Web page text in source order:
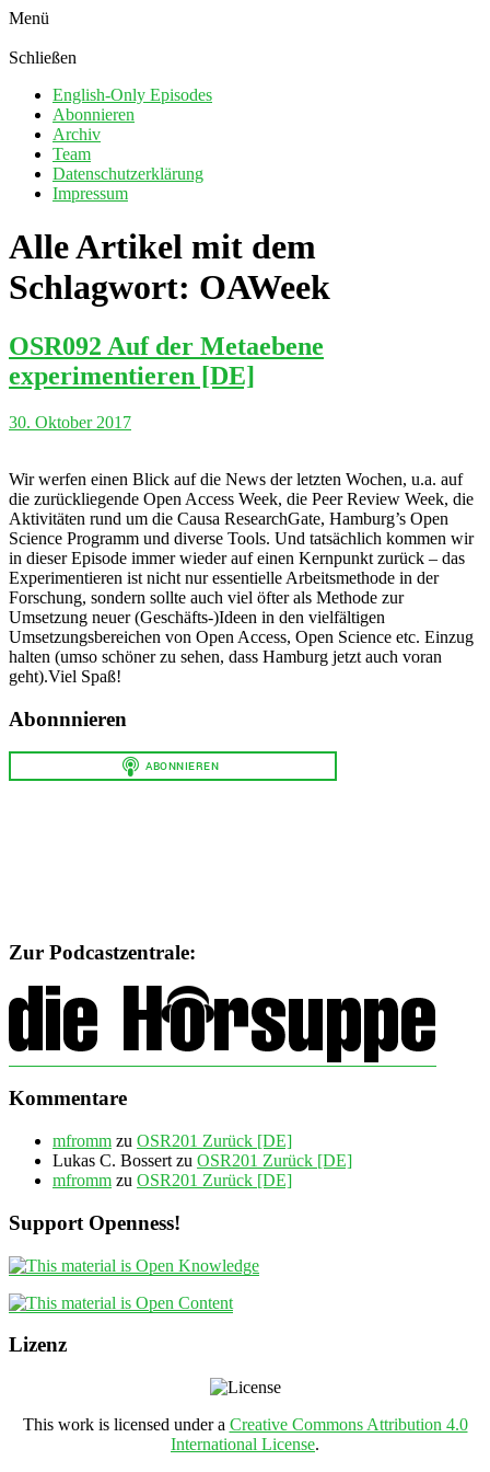
Menü
Schließen
English-Only Episodes
Abonnieren
Archiv
Team
Datenschutzerklärung
Impressum
Alle Artikel mit dem
Schlagwort: OAWeek
OSR092 Auf der Metaebene
experimentieren [DE]
30. Oktober 2017
Wir werfen einen Blick auf die News der letzten Wochen, u.a. auf
die zurückliegende Open Access Week, die Peer Review Week, die
Aktivitäten rund um die Causa ResearchGate, Hamburg’s Open
Science Programm und diverse Tools. Und tatsächlich kommen wir
in dieser Episode immer wieder auf einen Kernpunkt zurück – das
Experimentieren ist nicht nur essentielle Arbeitsmethode in der
Forschung, sondern sollte auch viel öfter als Methode zur
Umsetzung neuer (Geschäfts-)Ideen in den vielfältigen
Umsetzungsbereichen von Open Access, Open Science etc. Einzug
halten (umso schöner zu sehen, dass Hamburg jetzt auch voran
geht).Viel Spaß!
Abonnnieren
Zur Podcastzentrale:
Kommentare
mfromm zu OSR201 Zurück [DE]
Lukas C. Bossert zu OSR201 Zurück [DE]
mfromm zu OSR201 Zurück [DE]
Support Openness!
Lizenz
This work is licensed under a Creative Commons Attribution 4.0
International License.